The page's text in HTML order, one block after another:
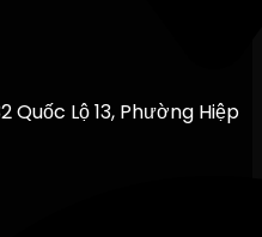
Quốc Lộ 13, Phường Hiệp